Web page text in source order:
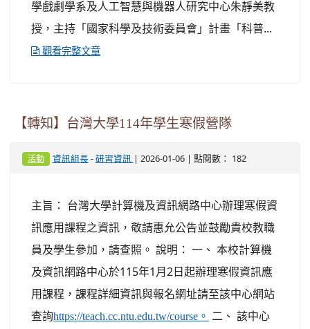
學戲劇學系及人工智慧與機器人研究中心朱靜美教
授，主持「國家科學及技術委員會」計畫「科普...
觀看完整文章
【轉知】台灣大學114年學生寒假營隊
活動 資訊組長- 研習資訊 | 2026-01-06 | 點閱數： 182
主旨： 台灣大學計算機及資訊網路中心辦理寒假資
訊應用課程之資訊，敬請惠允公告並鼓勵貴校教職
員及學生參加，請查照。 說明： 一、 本校計算機
及資訊網路中心於115年1月2日起辦理寒假資訊應
用課程，課程詳細資訊與報名網址請至該中心網站
查詢https://teach.cc.ntu.edu.tw/course。
二、 該中心